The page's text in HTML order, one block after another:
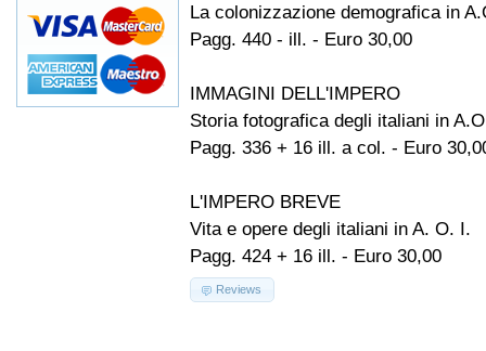
La colonizzazione demografica in
Pagg. 440 - ill. - Euro 30,00
IMMAGINI DELL'IMPERO
Storia fotografica degli italiani in
Pagg. 336 + 16 ill. a col. - Euro
L'IMPERO BREVE
Vita e opere degli italiani in A. O. I.
Pagg. 424 + 16 ill. - Euro 30,00
Reviews